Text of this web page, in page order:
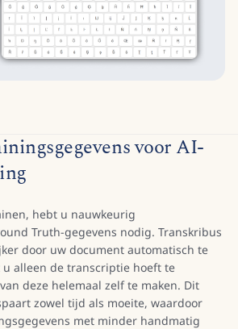
voor AI-
hebt u nauwkeurig
Truth-gegevens nodig. Transkribus
door uw document automatisch te
alleen de transcriptie hoeft te
deze helemaal zelf te maken. Dit
zowel tijd als moeite, waardoor
met minder handmatig